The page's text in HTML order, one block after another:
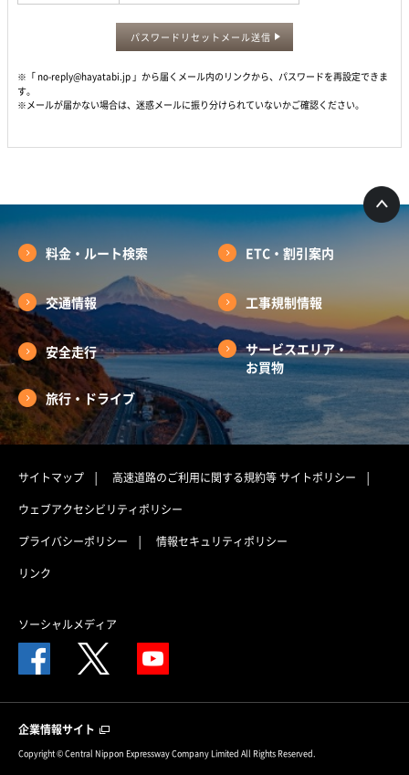
パスワードリセットメール送信
※「 no-reply@hayatabi.jp 」から届くメール内のリンクから、パスワードを再設定できま
す。
※メールが届かない場合は、迷惑メールに振り分けられていないかご確認ください。
料金・ルート検索 ETC・割引案内
交通情報 工事規制情報
安全走行
サービスエリア・
お買物
旅行・ドライブ
サイトマップ 高速道路のご利用に関する規約等サイトポリシー
ウェブアクセシビリティポリシー
プライバシーポリシー
情報セキュリティポリシー
リンク
ソーシャルメディア
企業情報サイト
Copyright © Central Nippon Expressway Company Limited All Rights Reserved.